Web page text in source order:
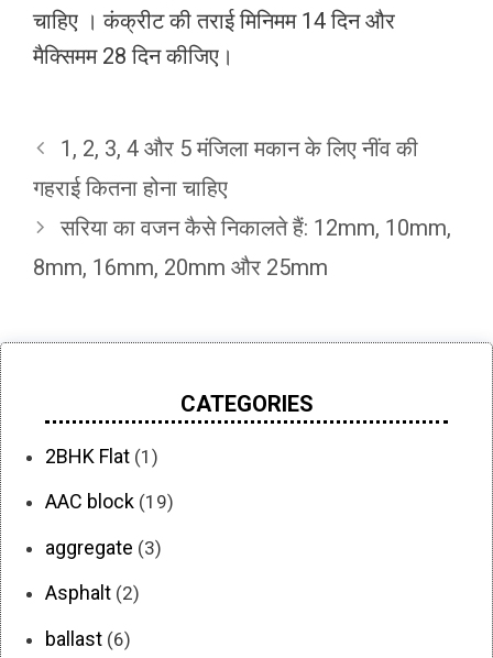
चाहिए । कंक्रीट की तराई मिनिमम 14 दिन और
मैक्सिमम 28 दिन कीजिए।
1, 2, 3, 4 और 5 मंजिला मकान के लिए नींव की
गहराई कितना होना चाहिए
सरिया का वजन कैसे निकालते हैं: 12mm, 10mm,
8mm, 16mm, 20mm और 25mm
CATEGORIES
2BHK Flat (1)
AAC block (19)
aggregate (3)
Asphalt (2)
ballast (6)